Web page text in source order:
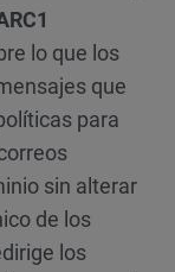
lo que los
que
para
sin alterar
de los
los